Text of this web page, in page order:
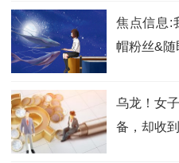
焦点信息:
帽粉丝&随
乌龙！女
备，却收